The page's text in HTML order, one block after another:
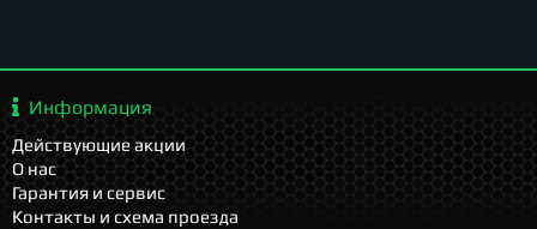
Информация
Действующие акции
О нас
Гарантия и сервис
Контакты и схема проезда